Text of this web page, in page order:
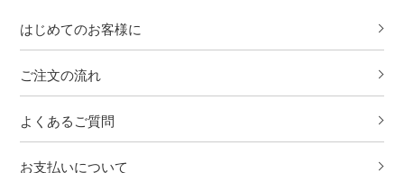
はじめてのお客様に
ご注文の流れ
よくあるご質問
お支払いについて